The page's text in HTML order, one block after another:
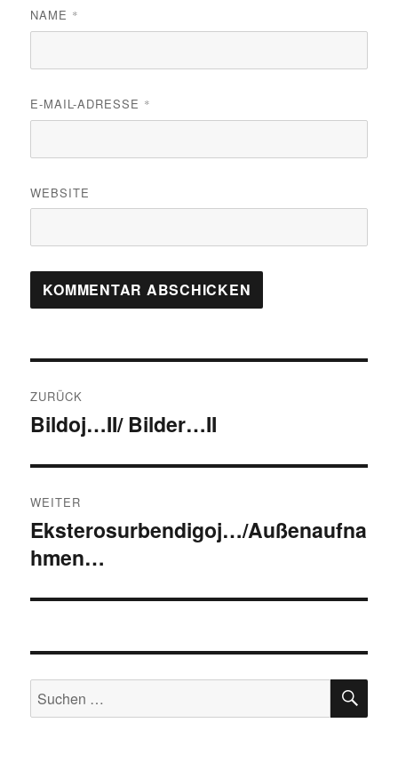
NAME *
E-MAIL-ADRESSE *
WEBSITE
ZURÜCK
Vorheriger
Bildoj…II/ Bilder…II
WEITER
Nächster
Beitrag:
Eksterosurbendigoj…/Außenaufna
hmen…
Suchen
nach: